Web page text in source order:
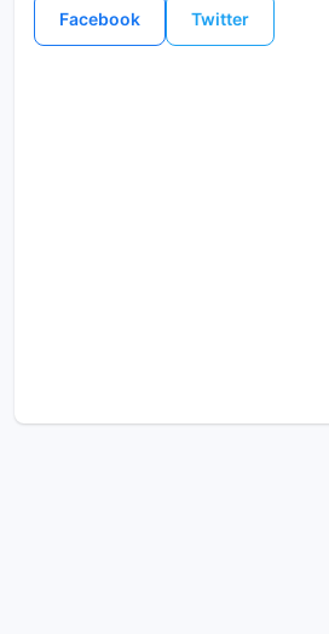
Facebook Twitter